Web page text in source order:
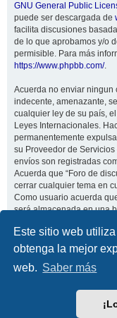
Este sitio web
obtenga la mejor
web. Saber más
GNU General Public
puede ser descargada de
facilita discusiones
de lo que aprobamos y/o
permisible. Para más
https://www.phpbb.com/.
Acuerda no enviar ningun
indecente, amenazante,
cualquier ley de su país,
Leyes Internacionales.
permanentemente
su Proveedor de
envíos son registradas
Acuerda que “Foro de
cerrar cualquier tema en
Como usuario acuerda
será almacenada en una
será compartida con
de discusión” ni phpBB
intento de hacking que
Desarrollado por